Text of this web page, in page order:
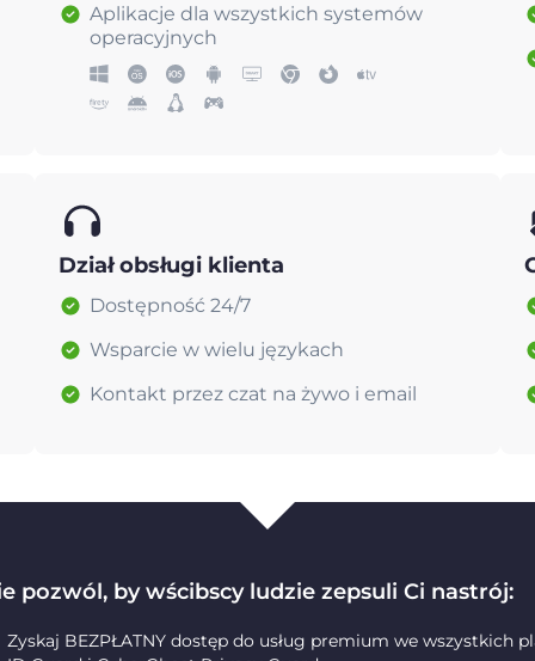
Aplikacje dla wszystkich systemów
operacyjnych
Dział obsługi klienta
Dostępność 24/7
Wsparcie w wielu językach
Kontakt przez czat na żywo i email
pozwól, by wścibscy ludzie zepsuli Ci nastrój:
Zyskaj BEZPŁATNY dostęp do usług premium we wszystkich